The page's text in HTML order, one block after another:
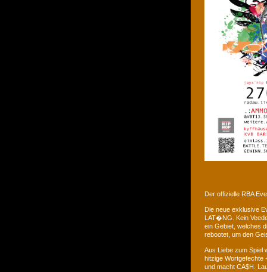
Der offizielle RBA
Die neue exklusive
LAT�NG. Kein
ein Gebiet, welches
rebootet, um den
Aus Liebe zum Spiel
hitzige Wortgefechte
und macht CA$H.